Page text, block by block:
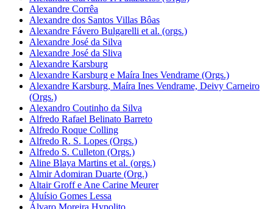
Alexandre Corrêa
Alexandre dos Santos Villas Bôas
Alexandre Fávero Bulgarelli et al. (orgs.)
Alexandre José da Silva
Alexandre José da Sliva
Alexandre Karsburg
Alexandre Karsburg e Maíra Ines Vendrame (Orgs.)
Alexandre Karsburg, Maíra Ines Vendrame, Deivy Carneiro
(Orgs.)
Alexandro Coutinho da Silva
Alfredo Rafael Belinato Barreto
Alfredo Roque Colling
Alfredo R. S. Lopes (Orgs.)
Alfredo S. Culleton (Orgs.)
Aline Blaya Martins et al. (orgs.)
Almir Adomiran Duarte (Org.)
Altair Groff e Ane Carine Meurer
Aluísio Gomes Lessa